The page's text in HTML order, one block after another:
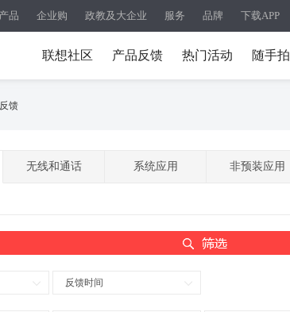
品 企业购 政教及大企业 服务 品牌 下载APP
联想社区 产品反馈 热门活动 随手拍
馈
无线和通话 系统应用 非预装应用
反馈时间